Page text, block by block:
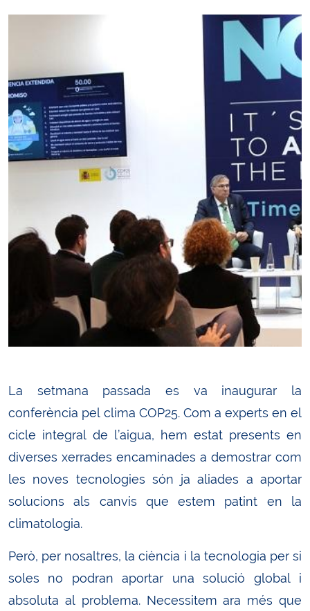
La setmana passada es va inaugurar la
conferència pel clima COP25. Com a experts en el
cicle integral de l’aigua, hem estat presents en
diverses xerrades encaminades a demostrar com
les noves tecnologies són ja aliades a aportar
solucions als canvis que estem patint en la
climatologia.
Però, per nosaltres, la ciència i la tecnologia per si
soles no podran aportar una solució global i
absoluta al problema. Necessitem ara més que